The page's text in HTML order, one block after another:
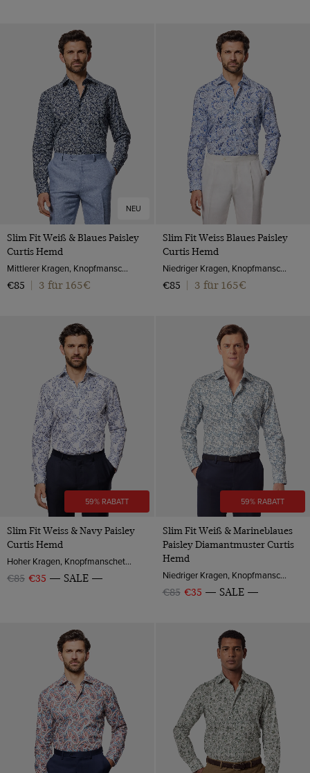
NEU
Slim Fit Weiß & Blaues Paisley
Curtis Hemd
Mittlerer Kragen, Knopfmanschette, Baumwolle
€85
3 für 165€
Slim Fit Weiss Blaues Paisley
Curtis Hemd
Niedriger Kragen, Knopfmanschette, Baumwolle
€85
3 für 165€
59% RABATT
Slim Fit Weiss & Navy Paisley
Curtis Hemd
Hoher Kragen, Knopfmanschette, Baumwolle
€85 €35 SALE
59% RABATT
Slim Fit Weiß & Marineblaues
Paisley Diamantmuster Curtis
Hemd
Niedriger Kragen, Knopfmanschette, Baumwolle
€85 €35 SALE